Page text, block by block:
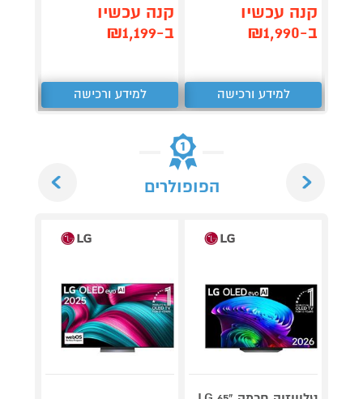
קנה עכשיו
ב-₪1,990
למידע ורכישה
קנה עכשיו
ב-₪1,199
למידע ורכישה
הפופולרים